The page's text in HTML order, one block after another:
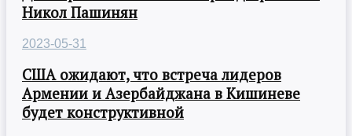
Никол Пашинян
2023-05-31
США ожидают, что встреча лидеров
Армении и Азербайджана в Кишиневе
будет конструктивной